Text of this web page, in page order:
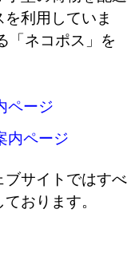
利用していま
「ネコポス」を
ページ
内ページ
サイトではすべ
おります。